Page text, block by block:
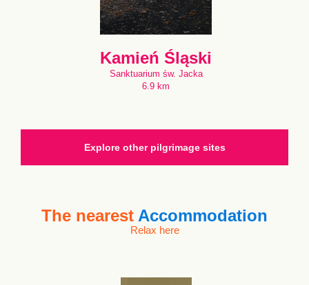
Kamień Śląski
Sanktuarium św. Jacka
6.9 km
Explore other pilgrimage sites
The nearest Accommodation
Relax here